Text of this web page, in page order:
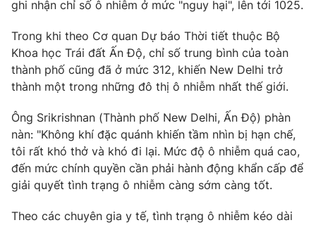
Thị trường 24h Tấm lòng Việt
VTV4 Vươn mình bằng AI
VTV9 VTV8
Liên hệ tòa soạn English
ghi nhận chỉ số ô nhiễm ở mức "nguy hại", lên tới 1025.
Trong khi theo Cơ quan Dự báo Thời tiết thuộc Bộ
Khoa học Trái đất Ấn Độ, chỉ số trung bình của toàn
thành phố cũng đã ở mức 312, khiến New Delhi trở
thành một trong những đô thị ô nhiễm nhất thế giới.
Ông Srikrishnan (Thành phố New Delhi, Ấn Độ) phàn
nàn: "Không khí đặc quánh khiến tầm nhìn bị hạn chế,
tôi rất khó thở và khó đi lại. Mức độ ô nhiễm quá cao,
đến mức chính quyền cần phải hành động khẩn cấp để
giải quyết tình trạng ô nhiễm càng sớm càng tốt.
Theo các chuyên gia y tế, tình trạng ô nhiễm kéo dài